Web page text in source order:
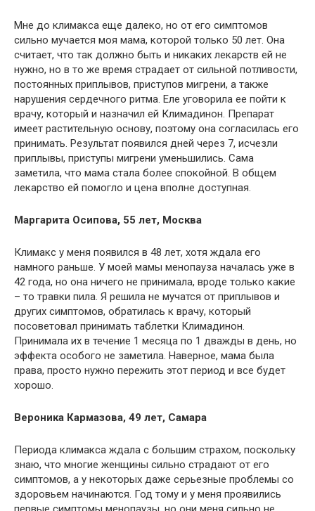
Мне до климакса еще далеко, но от его симптомов
сильно мучается моя мама, которой только 50 лет. Она
считает, что так должно быть и никаких лекарств ей не
нужно, но в то же время страдает от сильной потливости,
постоянных приплывов, приступов мигрени, а также
нарушения сердечного ритма. Еле уговорила ее пойти к
врачу, который и назначил ей Климадинон. Препарат
имеет растительную основу, поэтому она согласилась его
принимать. Результат появился дней через 7, исчезли
приплывы, приступы мигрени уменьшились. Сама
заметила, что мама стала более спокойной. В общем
лекарство ей помогло и цена вполне доступная.
Маргарита Осипова, 55 лет, Москва
Климакс у меня появился в 48 лет, хотя ждала его
намного раньше. У моей мамы менопауза началась уже в
42 года, но она ничего не принимала, вроде только какие
– то травки пила. Я решила не мучатся от приплывов и
других симптомов, обратилась к врачу, который
посоветовал принимать таблетки Климадинон.
Принимала их в течение 1 месяца по 1 дважды в день, но
эффекта особого не заметила. Наверное, мама была
права, просто нужно пережить этот период и все будет
хорошо.
Вероника Кармазова, 49 лет, Самара
Периода климакса ждала с большим страхом, поскольку
знаю, что многие женщины сильно страдают от его
симптомов, а у некоторых даже серьезные проблемы со
здоровьем начинаются. Год тому и у меня проявились